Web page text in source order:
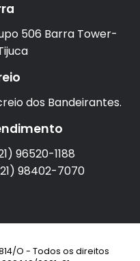
506 Barra Tower-
dos Bandeirantes.
96520-1188
98402-7070
O - Todos os direitos